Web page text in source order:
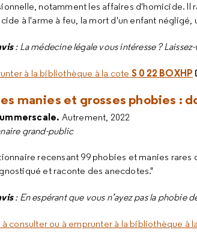
notamment les affaires d'homicide. Il
à l'arme à feu, la mort d'un enfant
: La médecine légale vous intéresse ?
à la bibliothèque à la cote S 0 22 BOXHP
manies et grosses phobies :
Autrement, 2022
grand-public
recensant 99 phobies et manies
et raconte des anecdotes."
: En espérant que vous n’ayez pas la phobie
à consulter ou à emprunter à la bibliothèque à